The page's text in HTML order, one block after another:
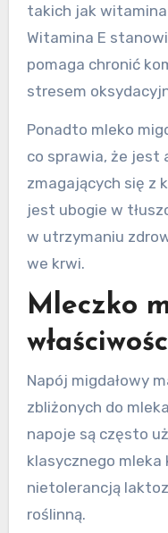
takich jak witamina
Witamina E
pomaga chronić
stresem
Ponadto mleko
co sprawia, że jest
zmagających się z
jest ubogie w
w utrzymaniu
we krwi.
Mleczko
Napój migdałowy
zbliżonych do
napoje są często
klasycznego mleka
nietolerancją
roślinną.